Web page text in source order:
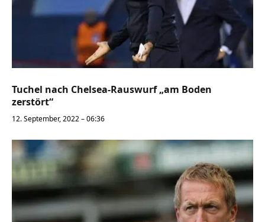
Tuchel nach Chelsea-Rauswurf „am Boden
zerstört“
12. September, 2022 – 06:36